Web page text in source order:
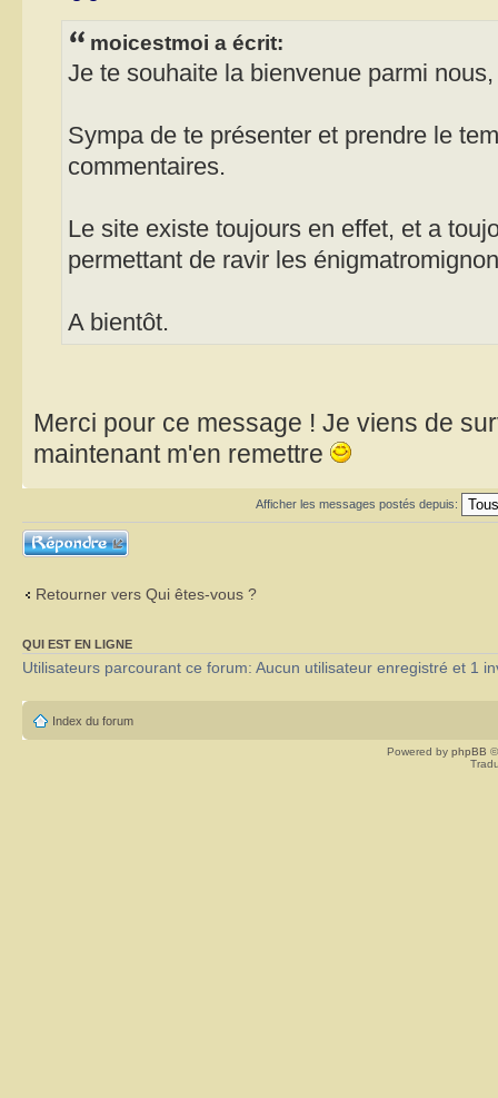
moicestmoi a écrit:
Je te souhaite la bienvenue parmi
Sympa de te présenter et prendre le
commentaires.
Le site existe toujours en effet, et a
permettant de ravir les
A bientôt.
Merci pour ce message ! Je viens de
maintenant m'en remettre
Afficher les messages postés depuis:
Répondre
Retourner vers Qui êtes-vous ?
QUI EST EN LIGNE
Utilisateurs parcourant ce forum: Aucun utilisateur enregistré et 1
Index du forum
Powered by phpBB